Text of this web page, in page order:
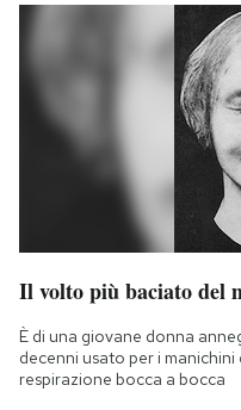
Il volto più baciato del
È di una giovane donna
decenni usato per i manichini
respirazione bocca a bocca